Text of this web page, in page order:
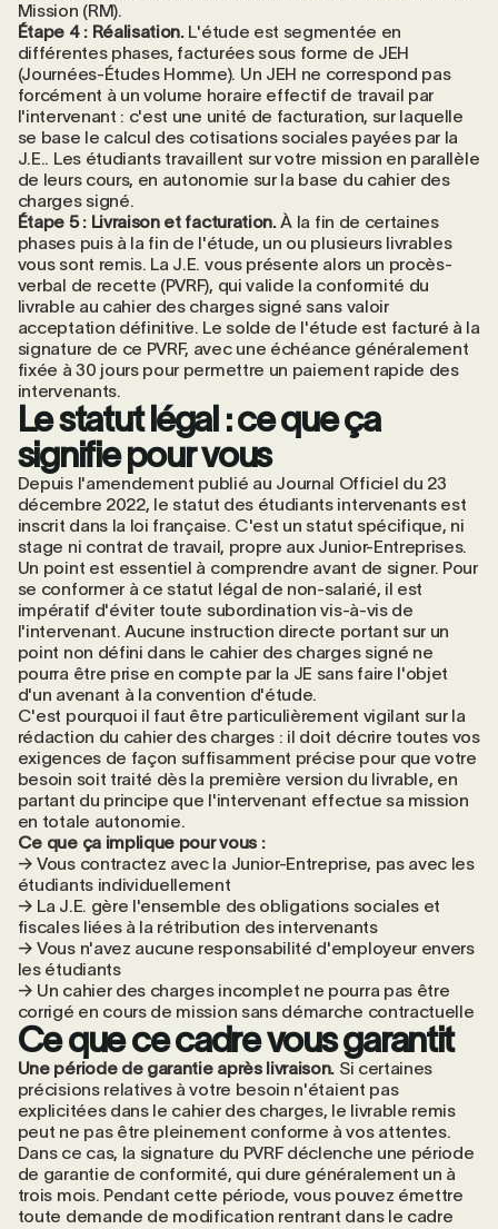
Mission (RM).
Étape 4 : Réalisation.L'étude est segmentée en
différentes phases, facturées sous forme de JEH
(Journées-Études Homme). Un JEH ne correspond pas
forcément à un volume horaire effectif de travail par
l'intervenant : c'est une unité de facturation, sur laquelle
se base le calcul des cotisations sociales payées par la
J.E.. Les étudiants travaillent sur votre mission en parallèle
de leurs cours, en autonomie sur la base du cahier des
charges signé.
Étape 5 : Livraison et facturation.À la fin de certaines
phases puis à la fin de l'étude, un ou plusieurs livrables
vous sont remis. La J.E. vous présente alors un procès-
verbal de recette (PVRF), qui valide la conformité du
livrable au cahier des charges signé sans valoir
acceptation définitive. Le solde de l'étude est facturé à la
signature de ce PVRF, avec une échéance généralement
fixée à 30 jours pour permettre un paiement rapide des
intervenants.
Le statut légal : ce que ça
signifie pour vous
Depuis l'amendement publié au Journal Officiel du 23
décembre 2022, le statut des étudiants intervenants est
inscrit dans la loi française. C'est un statut spécifique, ni
stage ni contrat de travail, propre aux Junior-Entreprises.
Un point est essentiel à comprendre avant de signer. Pour
se conformer à ce statut légal de non-salarié, il est
impératif d'éviter toute subordination vis-à-vis de
l'intervenant. Aucune instruction directe portant sur un
point non défini dans le cahier des charges signé ne
pourra être prise en compte par la JE sans faire l'objet
d'un avenant à la convention d'étude.
C'est pourquoi il faut être particulièrement vigilant sur la
rédaction du cahier des charges : il doit décrire toutes vos
exigences de façon suffisamment précise pour que votre
besoin soit traité dès la première version du livrable, en
partant du principe que l'intervenant effectue sa mission
en totale autonomie.
Ce que ça implique pour vous :
→ Vous contractez avec la Junior-Entreprise, pas avec les
étudiants individuellement
→ La J.E. gère l'ensemble des obligations sociales et
fiscales liées à la rétribution des intervenants
→ Vous n'avez aucune responsabilité d'employeur envers
les étudiants
→ Un cahier des charges incomplet ne pourra pas être
corrigé en cours de mission sans démarche contractuelle
Ce que ce cadre vous garantit
Une période de garantie après livraison. Si certaines
précisions relatives à votre besoin n'étaient pas
explicitées dans le cahier des charges, le livrable remis
peut ne pas être pleinement conforme à vos attentes.
Dans ce cas, la signature du PVRF déclenche une période
de garantie de conformité, qui dure généralement un à
trois mois. Pendant cette période, vous pouvez émettre
toute demande de modification rentrant dans le cadre